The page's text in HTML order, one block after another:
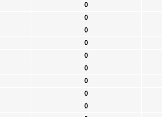
0
0
0
0
0
0
0
0
0